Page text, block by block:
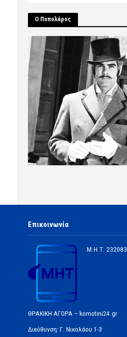
Ο Ποπολάρος
Επικοινωνία
Μ.Η.Τ. 232083
ΘΡΑΚΙΚΗ ΑΓΟΡΑ – komotini24.gr
Διεύθυνση: Γ. Νικολάου 1-3